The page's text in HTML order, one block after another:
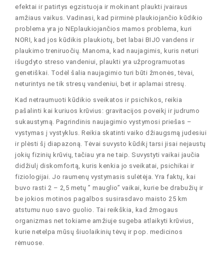
efektai ir patirtys egzistuoja ir mokinant plaukti įvairaus
amžiaus vaikus. Vadinasi, kad pirminė plaukiojančio kūdikio
problema yra jo NEplaukiojančios mamos problema, kuri
NORI, kad jos kūdikis plaukiotų, bet labai BIJO vandens ir
plaukimo treniruočių. Manoma, kad naujagimis, kuris neturi
išugdyto streso vandeniui, plaukti yra užprogramuotas
genetiškai. Todėl šalia naujagimio turi būti žmonės, tėvai,
neturintys ne tik stresų vandeniui, bet ir aplamai stresų.
Kad netraumuoti kūdikio sveikatos ir psichikos, reikia
pašalinti kai kuriuos krūvius: gravitacijos poveikį ir judrumo
sukaustymą. Pagrindinis naujagimio vystymosi priešas –
vystymas į vystyklus. Reikia skatinti vaiko džiaugsmą judesiui
ir plėsti šį diapazoną. Tėvai suvysto kūdikį tarsi jisai nejaustų
jokių fizinių krūvių, tačiau yra ne taip. Suvystyti vaikai jaučia
didžiulį diskomfortą, kuris kenkia jo sveikatai, psichikai ir
fiziologijai. Jo raumenų vystymasis sulėtėja. Yra faktų, kai
buvo rasti 2 – 2,5 metų ” mauglio” vaikai, kurie be drabužių ir
be jokios motinos pagalbos susirasdavo maisto 25 km
atstumu nuo savo guolio. Tai reikškia, kad žmogaus
organizmas net tokiame amžiuje sugeba atlaikyti krūvius,
kurie netelpa mūsų šiuolaikinių tėvų ir pop. medicinos
rėmuose.